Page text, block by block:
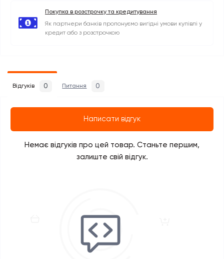
Покупка в розстрочку та кредитування
Як партнери банків пропонуємо вигідні умови купівлі у
кредит або з розстрочкою
Відгуків 0 Питання 0
Написати відгук
Немає відгуків про цей товар. Станьте першим,
залиште свій відгук.